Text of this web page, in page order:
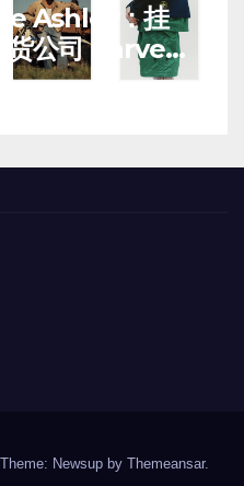
Ashley：挂
货公司 Harvey
螺旋”
Theme: Newsup by Themeansar.